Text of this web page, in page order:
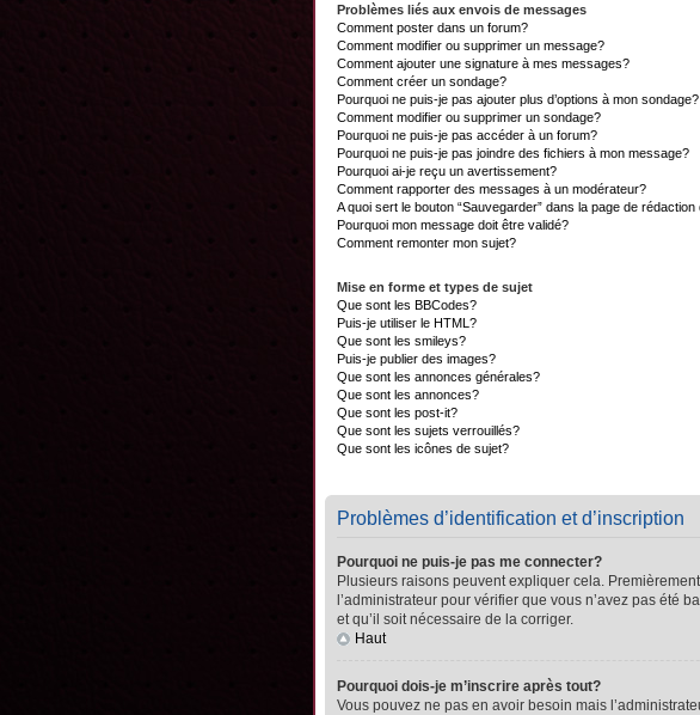
Problèmes liés aux envois de messages
Comment poster dans un forum?
Comment modifier ou supprimer un message?
Comment ajouter une signature à mes messages?
Comment créer un sondage?
Pourquoi ne puis-je pas ajouter plus d’options à mon sondage?
Comment modifier ou supprimer un sondage?
Pourquoi ne puis-je pas accéder à un forum?
Pourquoi ne puis-je pas joindre des fichiers à mon message?
Pourquoi ai-je reçu un avertissement?
Comment rapporter des messages à un modérateur?
A quoi sert le bouton “Sauvegarder” dans la page de
Pourquoi mon message doit être validé?
Comment remonter mon sujet?
Mise en forme et types de sujet
Que sont les BBCodes?
Puis-je utiliser le HTML?
Que sont les smileys?
Puis-je publier des images?
Que sont les annonces générales?
Que sont les annonces?
Que sont les post-it?
Que sont les sujets verrouillés?
Que sont les icônes de sujet?
Problèmes d’identification et d’inscription
Pourquoi ne puis-je pas me connecter?
Plusieurs raisons peuvent expliquer cela.
l’administrateur pour vérifier que vous n’avez pas été
et qu’il soit nécessaire de la corriger.
Haut
Pourquoi dois-je m’inscrire après tout?
Vous pouvez ne pas en avoir besoin mais